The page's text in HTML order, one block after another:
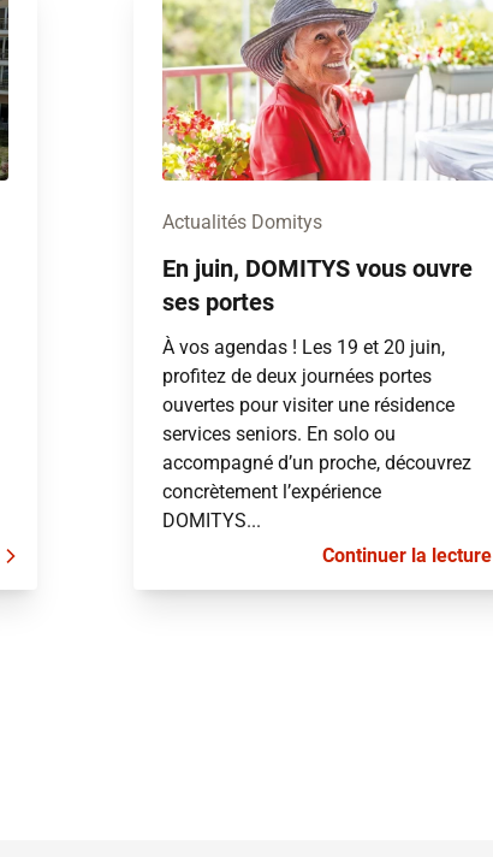
Actualités Domitys
En juin, DOMITYS vous ouvre
ses portes
À vos agendas ! Les 19 et 20 juin,
profitez de deux journées portes
ouvertes pour visiter une résidence
services seniors. En solo ou
accompagné d’un proche, découvrez
concrètement l’expérience
DOMITYS...
Continuer la lecture